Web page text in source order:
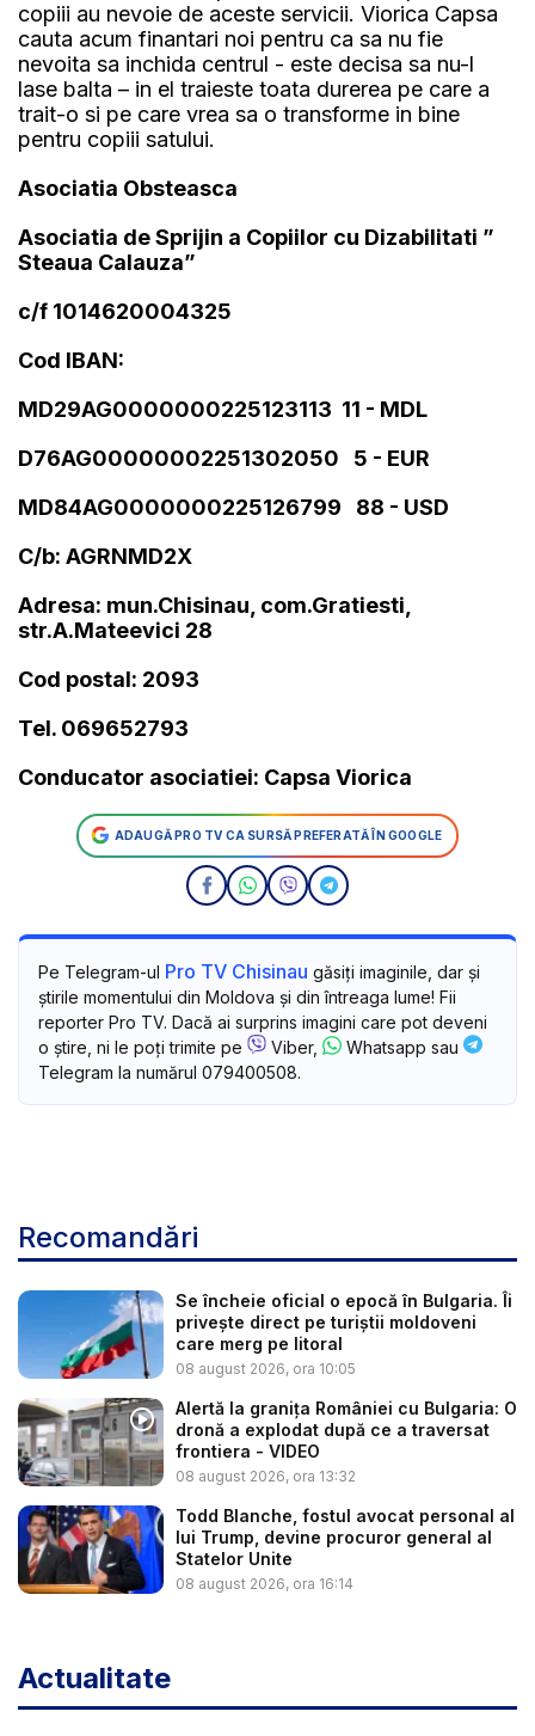
copiii au nevoie de aceste servicii. Viorica Capsa
cauta acum finantari noi pentru ca sa nu fie
nevoita sa inchida centrul - este decisa sa nu-l
lase balta – in el traieste toata durerea pe care a
trait-o si pe care vrea sa o transforme in bine
pentru copiii satului.
Asociatia Obsteasca
Asociatia de Sprijin a Copiilor cu Dizabilitati ”
Steaua Calauza”
c/f 1014620004325
Cod IBAN:
MD29AG0000000225123113 11 - MDL
D76AG00000002251302050 5 - EUR
MD84AG0000000225126799 88 - USD
C/b: AGRNMD2X
Adresa: mun.Chisinau, com.Gratiesti,
str.A.Mateevici 28
Cod postal: 2093
Tel. 069652793
Conducator asociatiei: Capsa Viorica
ADAUGĂ PRO TV CA SURSĂ PREFERATĂ ÎN GOOGLE
Pe Telegram-ul Pro TV Chisinau găsiți imaginile, dar și
știrile momentului din Moldova și din întreaga lume! Fii
reporter Pro TV. Dacă ai surprins imagini care pot deveni
o știre, ni le poți trimite pe
Viber,
Whatsapp sau
Telegram la numărul 079400508.
Recomandări
Se încheie oficial o epocă în Bulgaria. Îi
privește direct pe turiștii moldoveni
care merg pe litoral
08 august 2026, ora 10:05
Alertă la granița României cu Bulgaria: O
dronă a explodat după ce a traversat
frontiera - VIDEO
08 august 2026, ora 13:32
Todd Blanche, fostul avocat personal al
lui Trump, devine procuror general al
Statelor Unite
08 august 2026, ora 16:14
Actualitate